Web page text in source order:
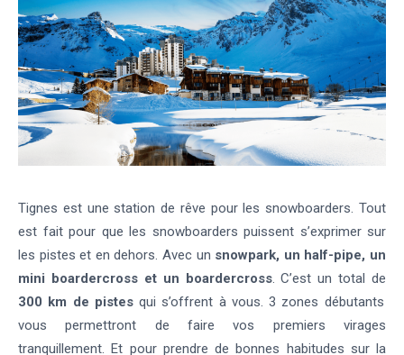
Tignes est une station de rêve pour les snowboarders. Tout
est fait pour que les snowboarders puissent s’exprimer sur
les pistes et en dehors. Avec un snowpark, un half-pipe, un
mini boardercross et un boardercross. C’est un total de
300 km de pistesqui s’offrent à vous.3 zones débutants
vous permettront de faire vos premiers virages
tranquillement. Et pour prendre de bonnes habitudes sur la